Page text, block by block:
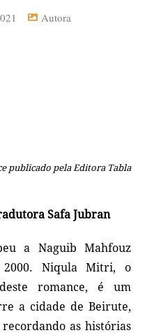
Autora
publicado pela Editora Tabla
Safa Jubran
a Naguib Mahfouz
Niqula Mitri, o
romance, é um
a cidade de Beirute,
as histórias